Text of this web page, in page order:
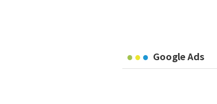
Google Ads